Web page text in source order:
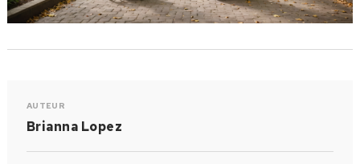
AUTEUR
Brianna Lopez